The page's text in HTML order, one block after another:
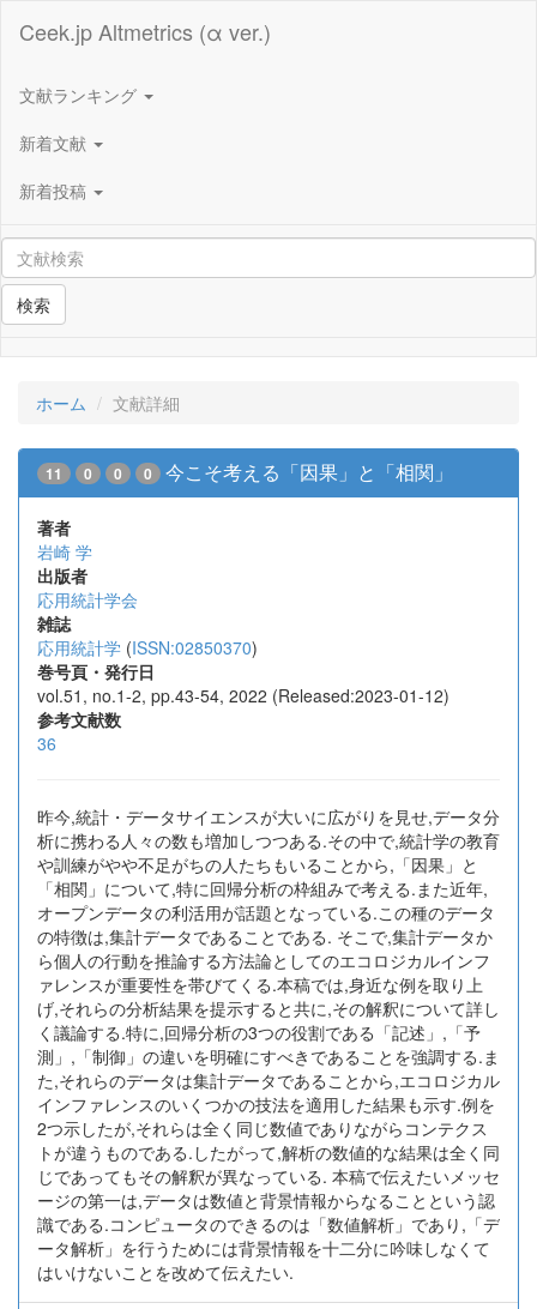
Ceek.jp Altmetrics (α ver.)
文献ランキング
新着文献
新着投稿
検索
ホーム 文献詳細
11 0 0 0 今こそ考える「因果」と「相関」
著者
岩崎 学
出版者
応用統計学会
雑誌
応用統計学 (ISSN:02850370)
巻号頁・発行日
vol.51, no.1-2, pp.43-54, 2022 (Released:2023-01-12)
参考文献数
36
昨今,統計・データサイエンスが大いに広がりを見せ,データ分
析に携わる人々の数も増加しつつある.その中で,統計学の教育
や訓練がやや不足がちの人たちもいることから,「因果」と
「相関」について,特に回帰分析の枠組みで考える.また近年,
オープンデータの利活用が話題となっている.この種のデータ
の特徴は,集計データであることである. そこで,集計データか
ら個人の行動を推論する方法論としてのエコロジカルインフ
ァレンスが重要性を帯びてくる.本稿では,身近な例を取り上
げ,それらの分析結果を提示すると共に,その解釈について詳し
く議論する.特に,回帰分析の3つの役割である「記述」,「予
測」,「制御」の違いを明確にすべきであることを強調する.ま
た,それらのデータは集計データであることから,エコロジカル
インファレンスのいくつかの技法を適用した結果も示す.例を
2つ示したが,それらは全く同じ数値でありながらコンテクス
トが違うものである.したがって,解析の数値的な結果は全く同
じであってもその解釈が異なっている. 本稿で伝えたいメッセ
ージの第一は,データは数値と背景情報からなることという認
識である.コンピュータのできるのは「数値解析」であり,「デ
ータ解析」を行うためには背景情報を十二分に吟味しなくて
はいけないことを改めて伝えたい.